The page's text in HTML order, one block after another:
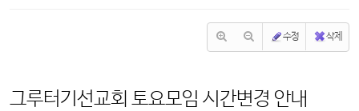
수정 삭제
그루터기선교회 토요모임 시간변경 안내